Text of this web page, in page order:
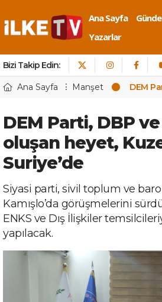
Ana Sayfa
Yazarlar
Bizi Takip Edin:
Ana Sayfa Manşet DEM
DEM Parti, DBP
oluşan heyet,
Suriye’de
Siyasi parti, sivil toplum ve
Kamışlo’da görüşmelerini
ENKS ve Dış İlişkiler
yapılacak.